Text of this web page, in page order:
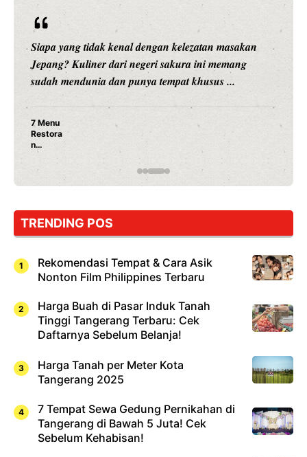
Siapa yang tidak kenal dengan kelezatan masakan
Jepang? Kuliner dari negeri sakura ini memang
sudah mendunia dan punya tempat khusus ...
7 Menu
Restora
n
Jepang
yang
Dicoba,
Cuma
Sushi!
TRENDING POS
Rekomendasi Tempat & Cara Asik
Nonton Film Philippines Terbaru
Harga Buah di Pasar Induk Tanah
Tinggi Tangerang Terbaru: Cek
Daftarnya Sebelum Belanja!
Harga Tanah per Meter Kota
Tangerang 2025
7 Tempat Sewa Gedung Pernikahan di
Tangerang di Bawah 5 Juta! Cek
Sebelum Kehabisan!